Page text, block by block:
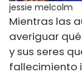
jessie melcolm
Mientras las
averiguar
y sus seres
fallecimiento